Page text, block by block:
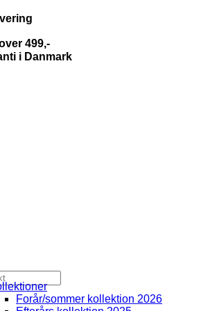
499,-
i Danmark
Forår/sommer kollektion 2026